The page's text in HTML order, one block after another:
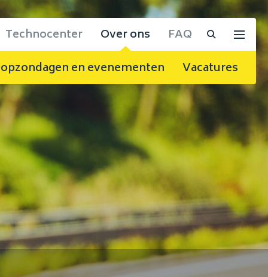
Technocenter
Over ons
en evenementen Vacatures
FAQ